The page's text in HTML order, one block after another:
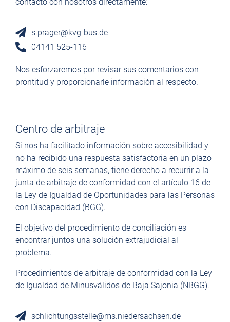
s.prager@kvg-bus.de
04141 525-116
Nos esforzaremos por revisar sus comentarios con
prontitud y proporcionarle información al respecto.
Centro de arbitraje
Si nos ha facilitado información sobre accesibilidad y
no ha recibido una respuesta satisfactoria en un plazo
máximo de seis semanas, tiene derecho a recurrir a la
junta de arbitraje de conformidad con el artículo 16 de
la Ley de Igualdad de Oportunidades para las Personas
con Discapacidad (BGG).
El objetivo del procedimiento de conciliación es
encontrar juntos una solución extrajudicial al
problema.
Procedimientos de arbitraje de conformidad con la Ley
de Igualdad de Minusválidos de Baja Sajonia (NBGG).
schlichtungsstelle@ms.niedersachsen.de